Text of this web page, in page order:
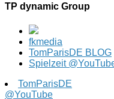
TP dynamic Group
fkmedia
TomParisDE BLOG
Spielzeit
TomParisDE
@YouTube